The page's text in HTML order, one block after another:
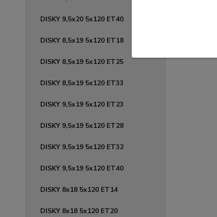
DISKY 9,5x20 5x120 ET40
DISKY 8,5x19 5x120 ET18
DISKY 8,5x19 5x120 ET25
DISKY 8,5x19 5x120 ET33
DISKY 9,5x19 5x120 ET23
DISKY 9,5x19 5x120 ET28
DISKY 9,5x19 5x120 ET32
DISKY 9,5x19 5x120 ET40
DISKY 8x18 5x120 ET14
DISKY 8x18 5x120 ET20